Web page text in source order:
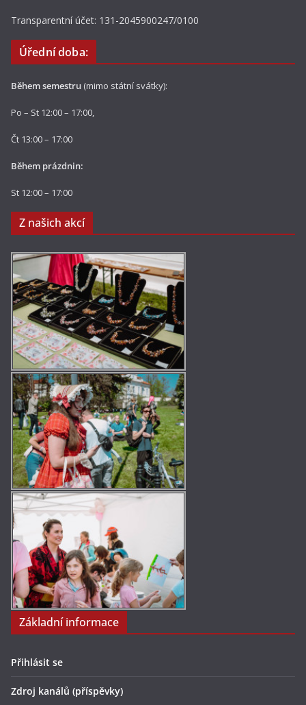
Transparentní účet: 131-2045900247/0100
Úřední doba:
Během semestru (mimo státní svátky):
Po – St 12:00 – 17:00,
Čt 13:00 – 17:00
Během prázdnin:
St 12:00 – 17:00
Z našich akcí
Základní informace
Přihlásit se
Zdroj kanálů (příspěvky)